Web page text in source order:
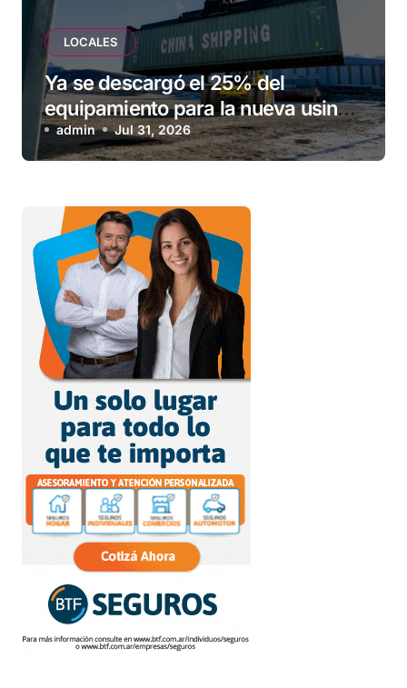
LOCALES
Ya se descargó el 25% del
equipamiento para la nueva usina
de Ushuaia
admin Jul 31, 2026